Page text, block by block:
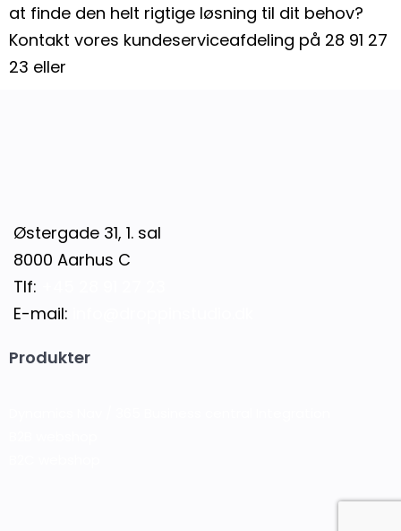
at finde den helt rigtige løsning til dit behov?
Kontakt vores kundeserviceafdeling på 28 91 27
23 eller
Østergade 31, 1. sal
8000 Aarhus C
Tlf:
E-mail:
Produkter